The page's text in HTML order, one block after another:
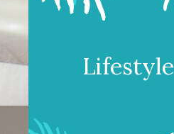
Lifestyle